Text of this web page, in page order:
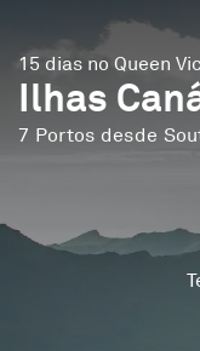
15 dias no Queen
Ilhas
7 Portos desde